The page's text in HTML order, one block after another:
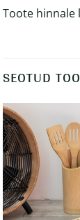
Toote hinnale
SEOTUD